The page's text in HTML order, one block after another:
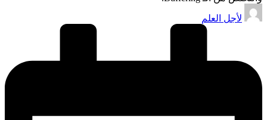
تمّ
النشرلأجل العلم